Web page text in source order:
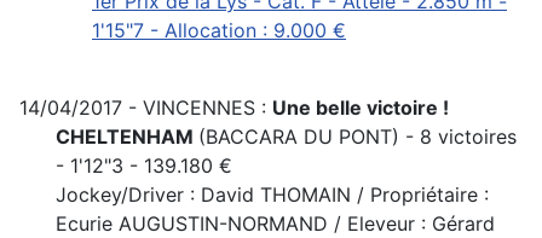
1'15"7 - Allocation : 9.000 €
14/04/2017 - VINCENNES : Une belle victoire !
CHELTENHAM (BACCARA DU PONT) - 8 victoires
- 1'12"3 - 139.180 €
Jockey/Driver : David THOMAIN / Propriétaire :
Ecurie AUGUSTIN-NORMAND / Eleveur : Gérard